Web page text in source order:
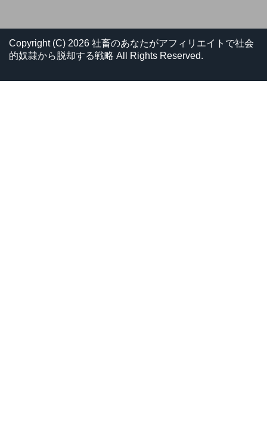
Copyright (C) 2026 社畜のあなたがアフィリエイトで社会
的奴隷から脱却する戦略 All Rights Reserved.